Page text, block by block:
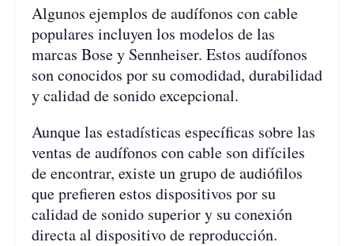
Algunos ejemplos de audífonos con cable
populares incluyen los modelos de las
marcas Bose y Sennheiser. Estos audífonos
son conocidos por su comodidad, durabilidad
y calidad de sonido excepcional.
Aunque las estadísticas específicas sobre las
ventas de audífonos con cable son difíciles
de encontrar, existe un grupo de audiófilos
que prefieren estos dispositivos por su
calidad de sonido superior y su conexión
directa al dispositivo de reproducción.